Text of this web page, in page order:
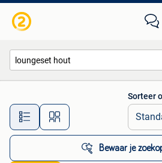
Alle afstanden…
Sorteer
Bewaar je